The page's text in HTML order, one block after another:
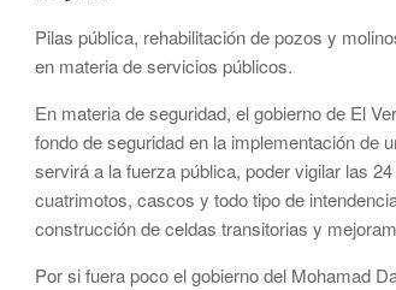
Pilas pública, rehabilitación de pozos y
en materia de servicios públicos.
En materia de seguridad, el gobierno de El
fondo de seguridad en la implementación de
servirá a la fuerza pública, poder vigilar las
cuatrimotos, cascos y todo tipo de
construcción de celdas transitorias y
Por si fuera poco el gobierno del Mohamad